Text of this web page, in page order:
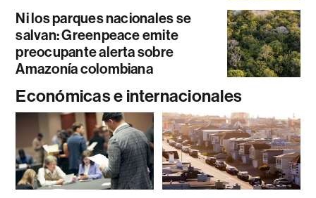
Ni los parques nacionales se
salvan: Greenpeace emite
preocupante alerta sobre
Amazonía colombiana
Económicas e internacionales